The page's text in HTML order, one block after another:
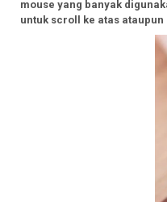
mouse yang banyak
untuk scroll ke atas ataupun